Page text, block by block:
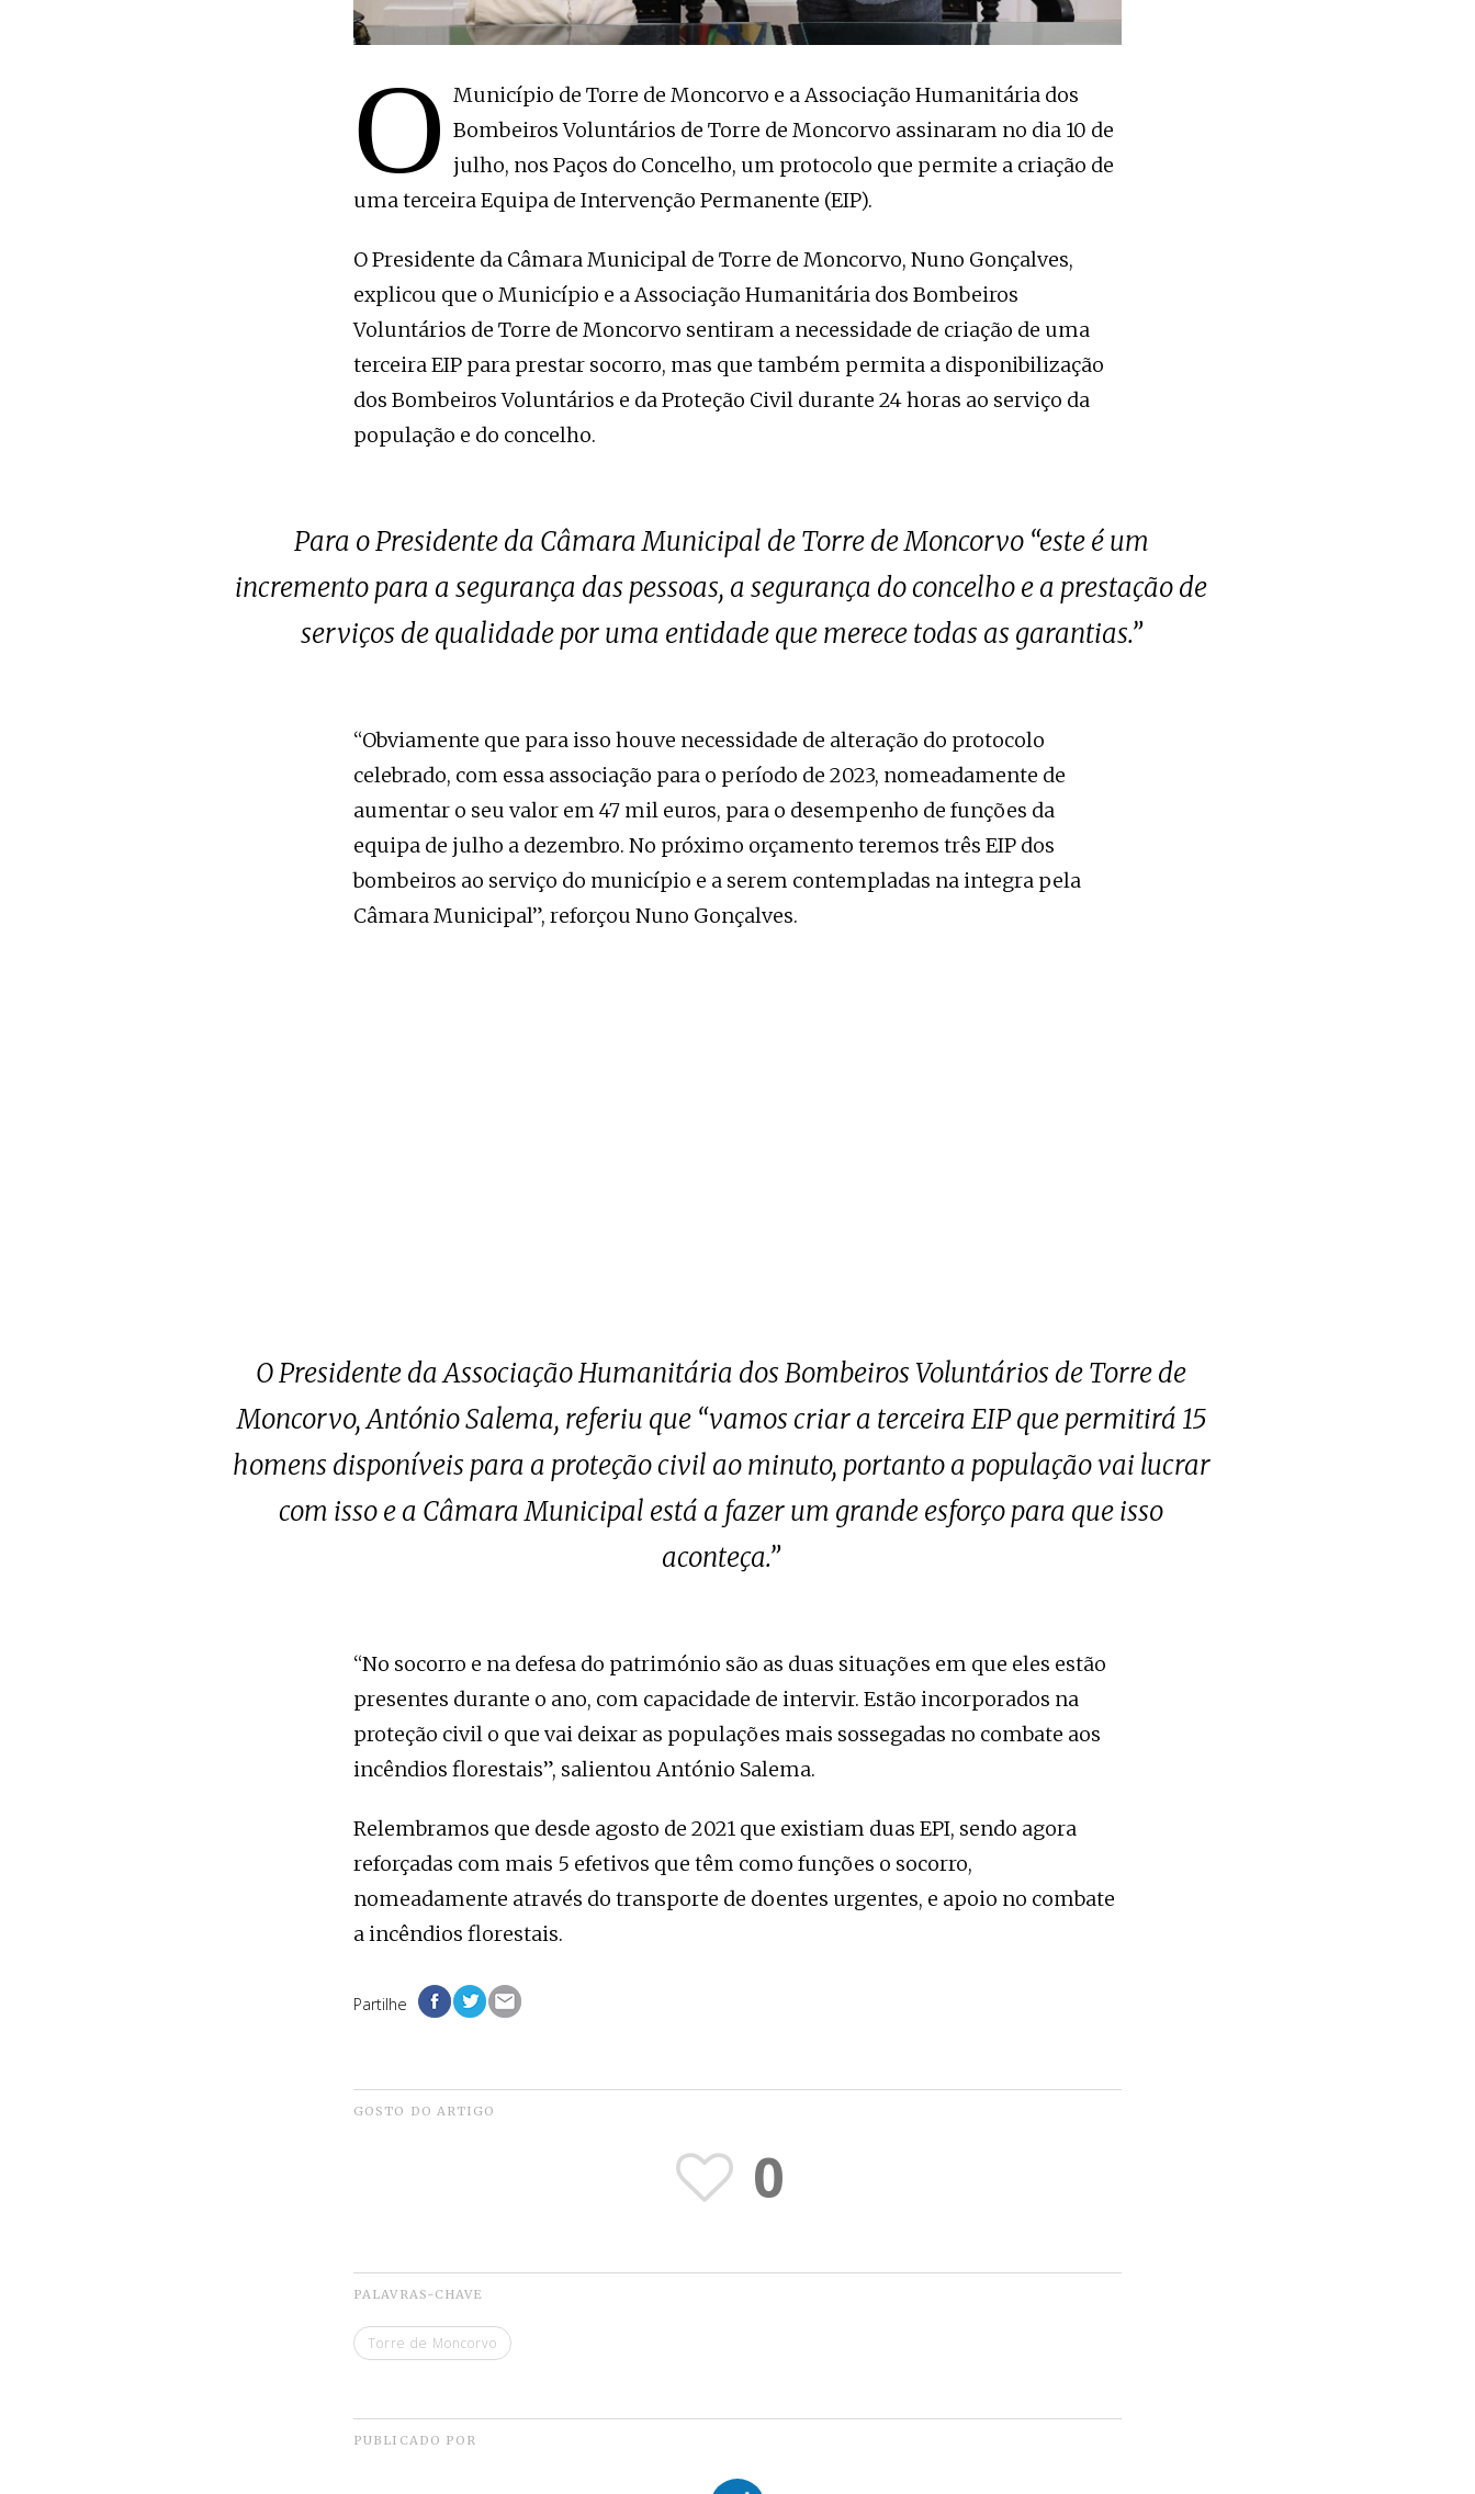
O Município de Torre de Moncorvo e a Associação Humanitária dos
Bombeiros Voluntários de Torre de Moncorvo assinaram no dia 10 de
julho, nos Paços do Concelho, um protocolo que permite a criação de
uma terceira Equipa de Intervenção Permanente (EIP).
O Presidente da Câmara Municipal de Torre de Moncorvo, Nuno Gonçalves,
explicou que o Município e a Associação Humanitária dos Bombeiros
Voluntários de Torre de Moncorvo sentiram a necessidade de criação de uma
terceira EIP para prestar socorro, mas que também permita a disponibilização
dos Bombeiros Voluntários e da Proteção Civil durante 24 horas ao serviço da
população e do concelho.
Para o Presidente da Câmara Municipal de Torre de Moncorvo “este é um
incremento para a segurança das pessoas, a segurança do concelho e a prestação de
serviços de qualidade por uma entidade que merece todas as garantias.”
“Obviamente que para isso houve necessidade de alteração do protocolo
celebrado, com essa associação para o período de 2023, nomeadamente de
aumentar o seu valor em 47 mil euros, para o desempenho de funções da
equipa de julho a dezembro. No próximo orçamento teremos três EIP dos
bombeiros ao serviço do município e a serem contempladas na integra pela
Câmara Municipal”, reforçou Nuno Gonçalves.
O Presidente da Associação Humanitária dos Bombeiros Voluntários de Torre de
Moncorvo, António Salema, referiu que “vamos criar a terceira EIP que permitirá 15
homens disponíveis para a proteção civil ao minuto, portanto a população vai lucrar
com isso e a Câmara Municipal está a fazer um grande esforço para que isso
aconteça.”
“No socorro e na defesa do património são as duas situações em que eles estão
presentes durante o ano, com capacidade de intervir. Estão incorporados na
proteção civil o que vai deixar as populações mais sossegadas no combate aos
incêndios florestais”, salientou António Salema.
Relembramos que desde agosto de 2021 que existiam duas EPI, sendo agora
reforçadas com mais 5 efetivos que têm como funções o socorro,
nomeadamente através do transporte de doentes urgentes, e apoio no combate
a incêndios florestais.
Partilhe
GOSTO DO ARTIGO
0
PALAVRAS-CHAVE
Torre de Moncorvo
PUBLICADO POR